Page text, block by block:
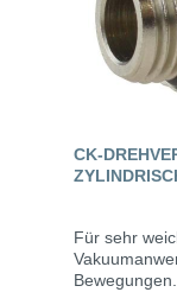
CK-
Für sehr
Bewegungen.